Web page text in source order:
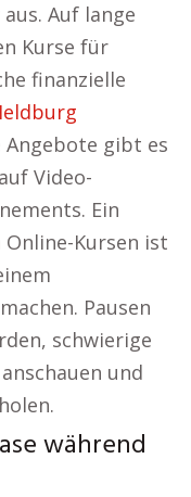
Auf lange
Kurse für
finanzielle
gibt es
Video-
Ein
Kursen ist
Pausen
schwierige
und
während